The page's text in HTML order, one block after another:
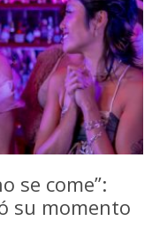
se come”:
su momento